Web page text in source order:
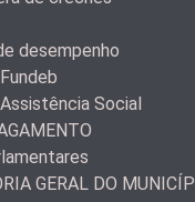
desempenho
Social
GERAL DO